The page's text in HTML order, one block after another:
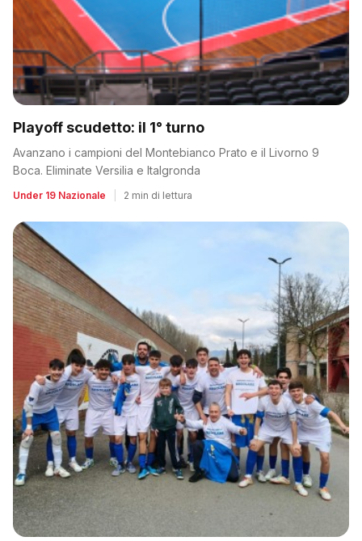
Playoff scudetto: il 1° turno
Avanzano i campioni del Montebianco Prato e il Livorno 9
Boca. Eliminate Versilia e Italgronda
Under 19 Nazionale 2 min di lettura